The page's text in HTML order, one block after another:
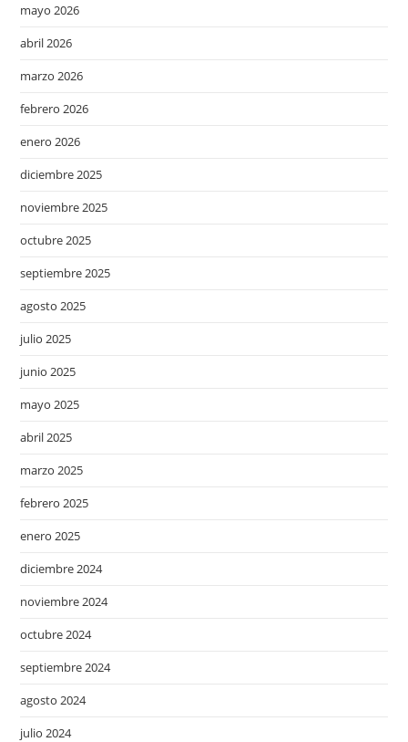
mayo 2026
abril 2026
marzo 2026
febrero 2026
enero 2026
diciembre 2025
noviembre 2025
octubre 2025
septiembre 2025
agosto 2025
julio 2025
junio 2025
mayo 2025
abril 2025
marzo 2025
febrero 2025
enero 2025
diciembre 2024
noviembre 2024
octubre 2024
septiembre 2024
agosto 2024
julio 2024